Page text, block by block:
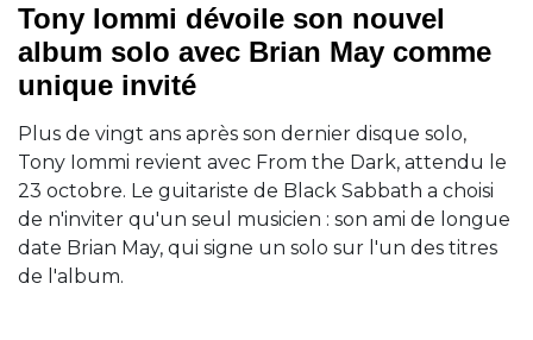
Tony Iommi dévoile son nouvel
album solo avec Brian May comme
unique invité
Plus de vingt ans après son dernier disque solo,
Tony Iommi revient avec From the Dark, attendu le
23 octobre. Le guitariste de Black Sabbath a choisi
de n'inviter qu'un seul musicien : son ami de longue
date Brian May, qui signe un solo sur l'un des titres
de l'album.